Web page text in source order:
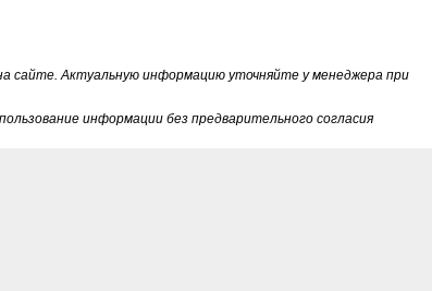
сайте. Актуальную информацию уточняйте у менеджера при
информации без предварительного согласия